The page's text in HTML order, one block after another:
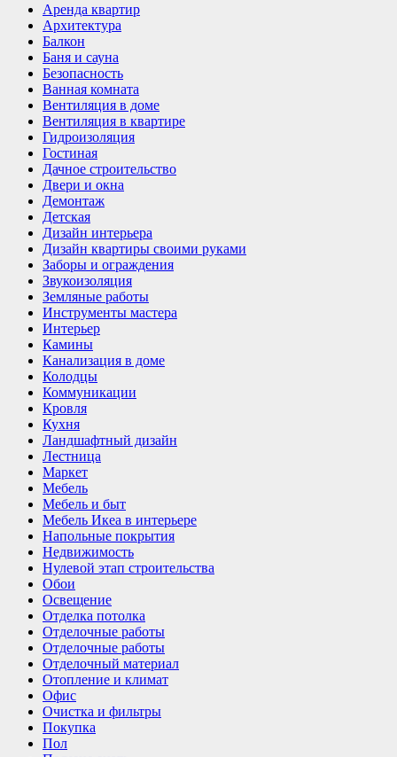
Аренда квартир
Архитектура
Балкон
Баня и сауна
Безопасность
Ванная комната
Вентиляция в доме
Вентиляция в квартире
Гидроизоляция
Гостиная
Дачное строительство
Двери и окна
Демонтаж
Детская
Дизайн интерьера
Дизайн квартиры своими руками
Заборы и ограждения
Звукоизоляция
Земляные работы
Инструменты мастера
Интерьер
Камины
Канализация в доме
Колодцы
Коммуникации
Кровля
Кухня
Ландшафтный дизайн
Лестница
Маркет
Мебель
Мебель и быт
Мебель Икеа в интерьере
Напольные покрытия
Недвижимость
Нулевой этап строительства
Обои
Освещение
Отделка потолка
Отделочные работы
Отделочные работы
Отделочный материал
Отопление и климат
Офис
Очистка и фильтры
Покупка
Пол